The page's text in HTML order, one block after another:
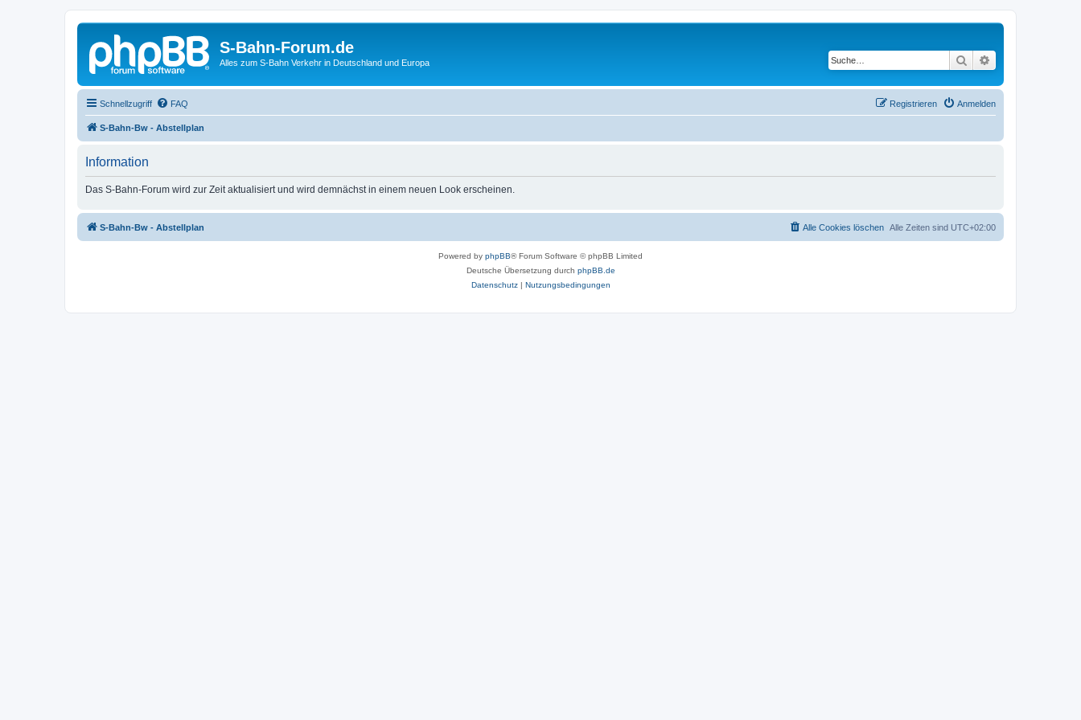
S-Bahn-Forum.de
Alles zum S-Bahn Verkehr in Deutschland und Europa Suche
Schnellzugriff FAQ Anmelden
Registrieren
S-Bahn-Bw - Abstellplan
Information
Das S-Bahn-Forum wird zur Zeit aktualisiert und wird demnächst in einem neuen Look erscheinen.
S-Bahn-Bw - Abstellplan Alle Zeiten sind UTC+02:00
Alle Cookies löschen
Powered by phpBB® Forum Software © phpBB Limited
Deutsche Übersetzung durch phpBB.de
Datenschutz| Nutzungsbedingungen